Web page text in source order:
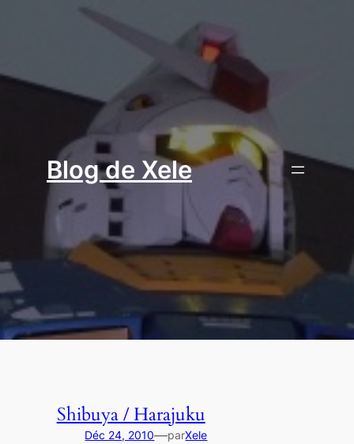
Blog de Xele
Shibuya / Harajuku
Déc 24, 2010—parXele